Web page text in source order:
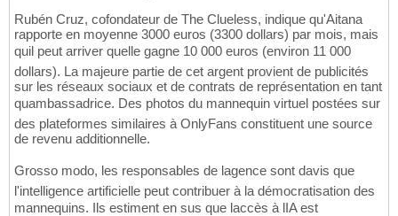
Rubén Cruz, cofondateur de The Clueless, indique qu'Aitana
rapporte en moyenne 3000 euros (3300 dollars) par mois, mais
quil peut arriver quelle gagne 10 000 euros (environ 11 000
dollars). La majeure partie de cet argent provient de publicités
sur les réseaux sociaux et de contrats de représentation en tant
quambassadrice. Des photos du mannequin virtuel postées sur
des plateformes similaires à OnlyFans constituent une source
de revenu additionnelle.
Grosso modo, les responsables de lagence sont davis que
l'intelligence artificielle peut contribuer à la démocratisation des
mannequins. Ils estiment en sus que laccès à lIA est